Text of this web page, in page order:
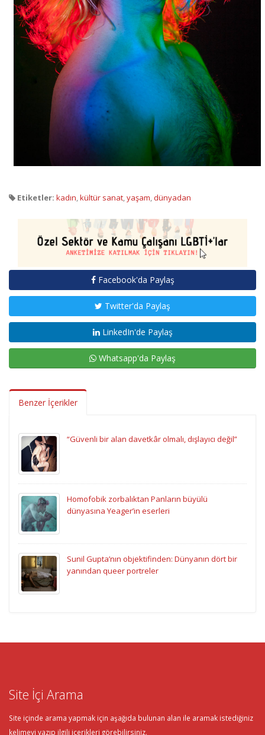
Etiketler: kadın,kültür sanat,yaşam,dünyadan
Facebook'da Paylaş
Twitter'da Paylaş
LinkedIn'de Paylaş
Whatsapp'da Paylaş
Benzer İçerikler
“Güvenli bir alan davetkâr olmalı, dışlayıcı değil”
Homofobik zorbalıktan Panların büyülü
dünyasına Yeager’in eserleri
Sunil Gupta’nın objektifinden: Dünyanın dört bir
yanından queer portreler
Site İçi Arama
Site içinde arama yapmak için aşağıda bulunan alan ile aramak istediğiniz
kelimeyi yazıp ilgili içerikleri görebilirsiniz.